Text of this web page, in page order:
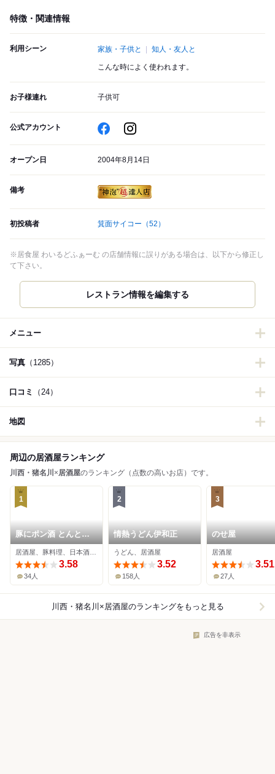
特徴・関連情報
利用シーン 家族・子供と 知人・友人と
こんな時によく使われます。
お子様連れ 子供可
公式アカウント
オープン日 2004年8月14日
備考
初投稿者 箕面サイコー （52）
※居食屋 わいるどふぁーむ の店舗情報に誤りがある場合は、以下から修正し
て下さい。
レストラン情報を編集する
メニュー
写真 （1285）
口コミ （24）
地図
周辺の居酒屋ランキング
川西・猪名川 ×居酒屋のランキング（点数の高いお店）です。
1
豚にポン酒 とんとこ
とん
3.58
34人
2
情熱うどん伊和正
うどん、居酒屋
3.52
158人
3
のせ屋
居酒屋
3.51
27人
川西・猪名川×居酒屋のランキングをもっと見る
広告を非表示